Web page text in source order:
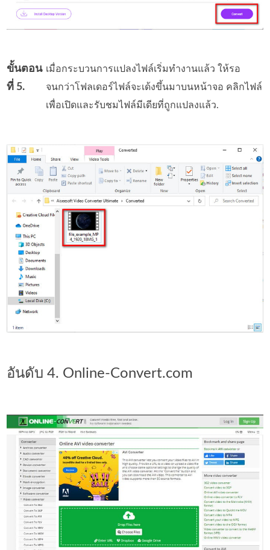
ขั้นตอน
ที่ 5.
เมื่อกระบวนการแปลงไฟล์เริ่มทำงานแล้ว ให้รอ
จนกว่าโฟลเดอร์ไฟล์จะเด้งขึ้นมาบนหน้าจอ คลิกไฟล์
เพื่อเปิดและรับชมไฟล์มีเดียที่ถูกแปลงแล้ว.
อันดับ 4. Online-Convert.com